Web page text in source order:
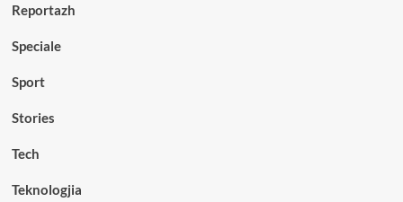
Reportazh
Speciale
Sport
Stories
Tech
Teknologjia